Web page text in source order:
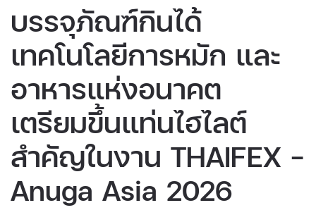
บรรจุภัณฑ์กินได้
เทคโนโลยีการหมัก และ
อาหารแห่งอนาคต
เตรียมขึ้นแท่นไฮไลต์
สำคัญในงาน THAIFEX –
Anuga Asia 2026